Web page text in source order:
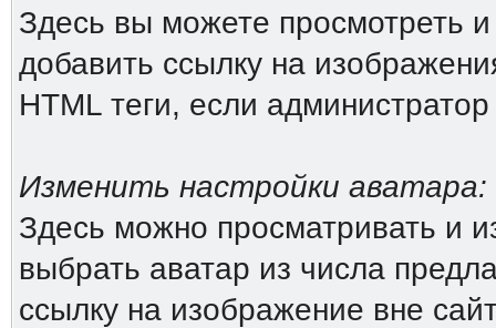
Здесь вы можете просмотреть
добавить ссылку на
HTML теги, если
Изменить настройки аватара:
Здесь можно просматривать и
выбрать аватар из числа
ссылку на изображение вне